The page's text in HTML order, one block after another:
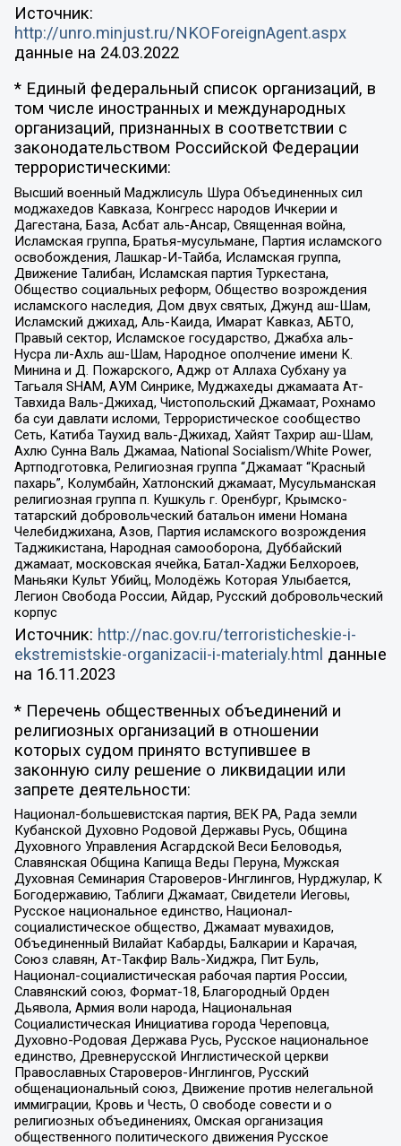
Источник:
http://unro.minjust.ru/NKOForeignAgent.aspx
данные на 24.03.2022
* Единый федеральный список организаций, в
том числе иностранных и международных
организаций, признанных в соответствии с
законодательством Российской Федерации
террористическими:
Высший военный Маджлисуль Шура Объединенных сил
моджахедов Кавказа, Конгресс народов Ичкерии и
Дагестана, База, Асбат аль-Ансар, Священная война,
Исламская группа, Братья-мусульмане, Партия исламского
освобождения, Лашкар-И-Тайба, Исламская группа,
Движение Талибан, Исламская партия Туркестана,
Общество социальных реформ, Общество возрождения
исламского наследия, Дом двух святых, Джунд аш-Шам,
Исламский джихад, Аль-Каида, Имарат Кавказ, АБТО,
Правый сектор, Исламское государство, Джабха аль-
Нусра ли-Ахль аш-Шам, Народное ополчение имени К.
Минина и Д. Пожарского, Аджр от Аллаха Субхану уа
Тагьаля SHAM, АУМ Синрике, Муджахеды джамаата Ат-
Тавхида Валь-Джихад, Чистопольский Джамаат, Рохнамо
ба суи давлати исломи, Террористическое сообщество
Сеть, Катиба Таухид валь-Джихад, Хайят Тахрир аш-Шам,
Ахлю Сунна Валь Джамаа, National Socialism/White Power,
Артподготовка, Религиозная группа “Джамаат “Красный
пахарь”, Колумбайн, Хатлонский джамаат, Мусульманская
религиозная группа п. Кушкуль г. Оренбург, Крымско-
татарский добровольческий батальон имени Номана
Челебиджихана, Азов, Партия исламского возрождения
Таджикистана, Народная самооборона, Дуббайский
джамаат, московская ячейка, Батал-Хаджи Белхороев,
Маньяки Культ Убийц, Молодёжь Которая Улыбается,
Легион Свобода России, Айдар, Русский добровольческий
корпус
Источник: http://nac.gov.ru/terroristicheskie-i-
ekstremistskie-organizacii-i-materialy.html данные
на 16.11.2023
* Перечень общественных объединений и
религиозных организаций в отношении
которых судом принято вступившее в
законную силу решение о ликвидации или
запрете деятельности:
Национал-большевистская партия, ВЕК РА, Рада земли
Кубанской Духовно Родовой Державы Русь, Община
Духовного Управления Асгардской Веси Беловодья,
Славянская Община Капища Веды Перуна, Мужская
Духовная Семинария Староверов-Инглингов, Нурджулар, К
Богодержавию, Таблиги Джамаат, Свидетели Иеговы,
Русское национальное единство, Национал-
социалистическое общество, Джамаат мувахидов,
Объединенный Вилайат Кабарды, Балкарии и Карачая,
Союз славян, Ат-Такфир Валь-Хиджра, Пит Буль,
Национал-социалистическая рабочая партия России,
Славянский союз, Формат-18, Благородный Орден
Дьявола, Армия воли народа, Национальная
Социалистическая Инициатива города Череповца,
Духовно-Родовая Держава Русь, Русское национальное
единство, Древнерусской Инглистической церкви
Православных Староверов-Инглингов, Русский
общенациональный союз, Движение против нелегальной
иммиграции, Кровь и Честь, О свободе совести и о
религиозных объединениях, Омская организация
общественного политического движения Русское